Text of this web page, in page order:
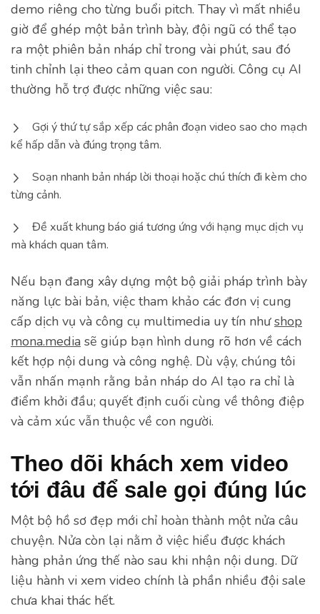
demo riêng cho từng buổi pitch. Thay vì mất nhiều
giờ để ghép một bản trình bày, đội ngũ có thể tạo
ra một phiên bản nháp chỉ trong vài phút, sau đó
tinh chỉnh lại theo cảm quan con người. Công cụ AI
thường hỗ trợ được những việc sau:
Gợi ý thứ tự sắp xếp các phân đoạn video sao cho mạch
kể hấp dẫn và đúng trọng tâm.
Soạn nhanh bản nháp lời thoại hoặc chú thích đi kèm cho
từng cảnh.
Đề xuất khung báo giá tương ứng với hạng mục dịch vụ
mà khách quan tâm.
Nếu bạn đang xây dựng một bộ giải pháp trình bày
năng lực bài bản, việc tham khảo các đơn vị cung
cấp dịch vụ và công cụ multimedia uy tín nhưshop
mona.media sẽ giúp bạn hình dung rõ hơn về cách
kết hợp nội dung và công nghệ. Dù vậy, chúng tôi
vẫn nhấn mạnh rằng bản nháp do AI tạo ra chỉ là
điểm khởi đầu; quyết định cuối cùng về thông điệp
và cảm xúc vẫn thuộc về con người.
Theo dõi khách xem video
tới đâu để sale gọi đúng lúc
Một bộ hồ sơ đẹp mới chỉ hoàn thành một nửa câu
chuyện. Nửa còn lại nằm ở việc hiểu được khách
hàng phản ứng thế nào sau khi nhận nội dung. Dữ
liệu hành vi xem video chính là phần nhiều đội sale
chưa khai thác hết.